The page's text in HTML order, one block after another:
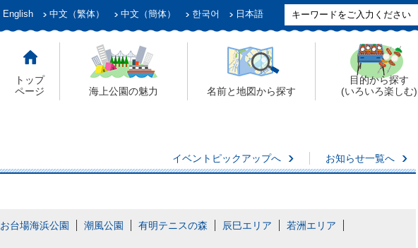
English 中文（繁体） 中文（簡体） 한국어 日本語
トップ
ページ
海上公園の魅力 名前と地図から探す
目的から探す
(いろいろ楽しむ)
イベントピックアップへ お知らせ一覧へ
お台場海浜公園 潮風公園 有明テニスの森 辰巳エリア
若洲エリア